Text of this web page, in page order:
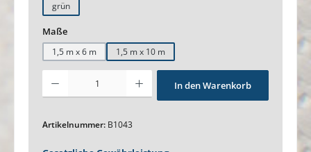
grün
Maßeauswählen
1,5 m x 6 m 1,5 m x 10 m
In den Warenkorb
Artikelnummer: B1043